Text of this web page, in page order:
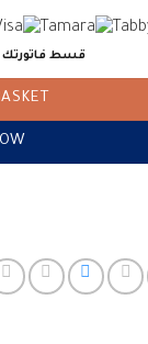
قسط فاتورتك